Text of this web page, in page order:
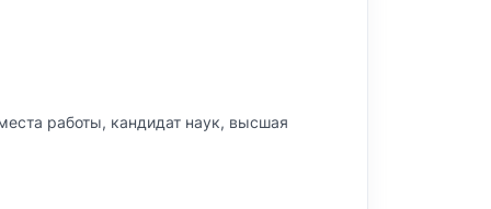
работы, кандидат наук, высшая